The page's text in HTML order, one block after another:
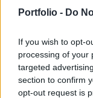
Portfolio - Do
If you wish to opt-
processing of your
targeted
section to confirm
opt-out request is
Pénzügyi
az MTI-Eco
"Úgy gondoljuk,
azok a következő
számukra